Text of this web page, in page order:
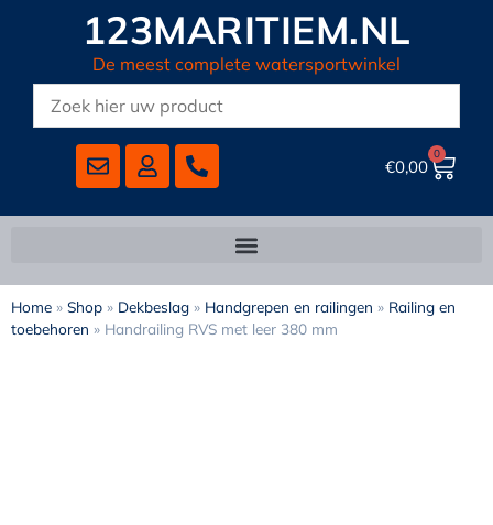
123MARITIEM.NL
De meest complete watersportwinkel
€0,00
0
Home » Shop » Dekbeslag » Handgrepen en railingen » Railing en
toebehoren » Handrailing RVS met leer 380 mm